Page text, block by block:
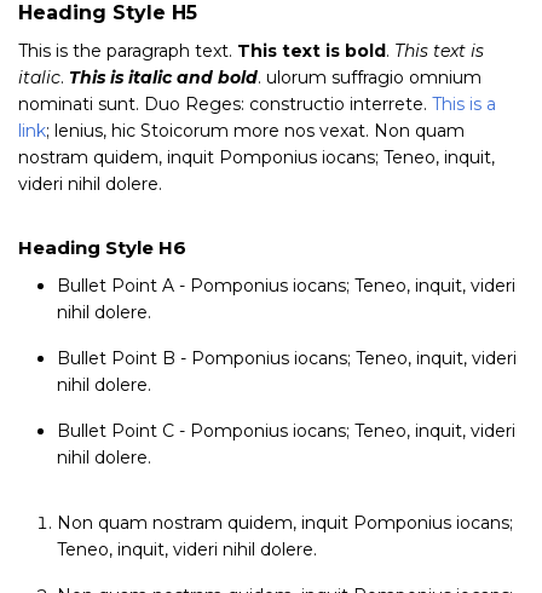
Heading Style H5
This is the paragraph text. This text is bold . This text is
italic. This is italic and bold. ulorum suffragio omnium
nominati sunt. Duo Reges: constructio interrete. This is a
link; lenius, hic Stoicorum more nos vexat. Non quam
nostram quidem, inquit Pomponius iocans; Teneo, inquit,
videri nihil dolere.
Heading Style H6
Bullet Point A - Pomponius iocans; Teneo, inquit, videri
nihil dolere.
Bullet Point B - Pomponius iocans; Teneo, inquit, videri
nihil dolere.
Bullet Point C - Pomponius iocans; Teneo, inquit, videri
nihil dolere.
Non quam nostram quidem, inquit Pomponius iocans;
Teneo, inquit, videri nihil dolere.